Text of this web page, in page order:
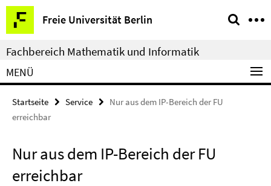
Springe
direkt
zu
Inhalt
Freie Universität Berlin
Service-
Navigation
Fachbereich Mathematik und Informatik
MENÜ
Startseite Service
Nur aus dem IP-Bereich der FU
erreichbar
Nur aus dem IP-Bereich der FU
erreichbar